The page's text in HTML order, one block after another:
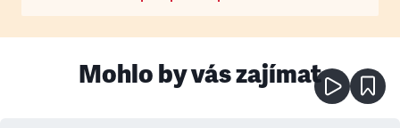
Mohlo by vás zajímat